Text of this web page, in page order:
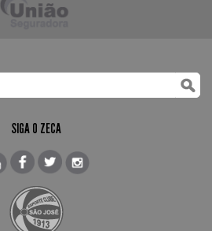
SIGA O ZECA